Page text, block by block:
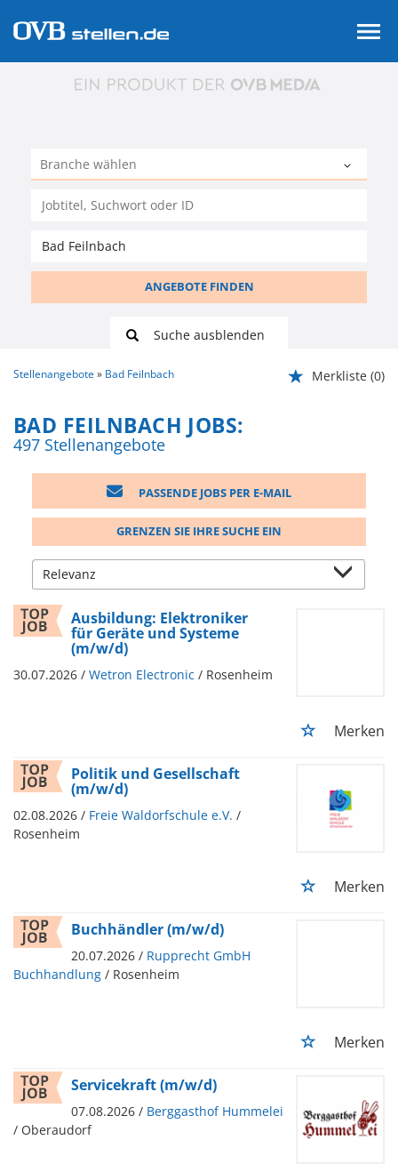
ANGEBOTE FINDEN
Suche ausblenden
Stellenangebote Bad Feilnbach Merkliste (0)
BAD FEILNBACH JOBS:
497 Stellenangebote
PASSENDE JOBS PER E-MAIL
GRENZEN SIE IHRE SUCHE EIN
Ausbildung: Elektroniker
für Geräte und Systeme
(m/w/d)
30.07.2026 / Wetron Electronic / Rosenheim
Merken
Politik und Gesellschaft
(m/w/d)
02.08.2026 / Freie Waldorfschule e.V. /
Rosenheim
Merken
Buchhändler (m/w/d)
20.07.2026 / Rupprecht GmbH
Buchhandlung / Rosenheim
Merken
Servicekraft (m/w/d)
07.08.2026 / Berggasthof Hummelei
/ Oberaudorf